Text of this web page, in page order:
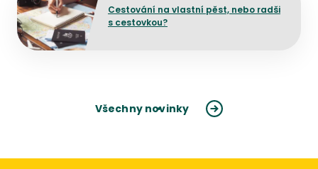
Cestování na vlastní pěst, nebo radši
s cestovkou?
Všechny novinky